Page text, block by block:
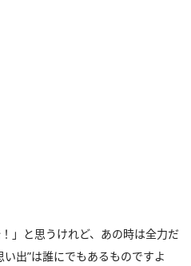
」と思うけれど、あの時は全力だ
出”は誰にでもあるものですよ